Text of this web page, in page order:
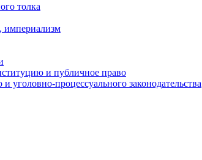
толка
империализм
и публичное право
процессуального законодательства